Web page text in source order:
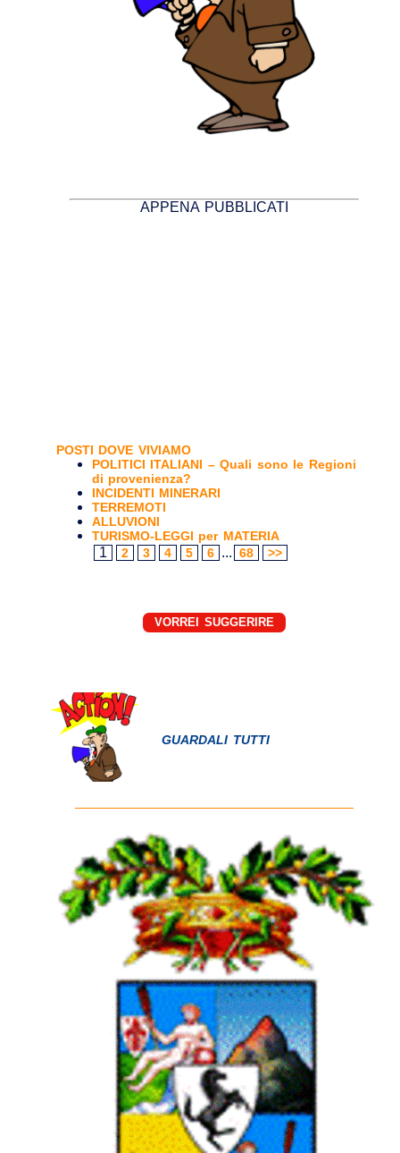
APPENA PUBBLICATI
POSTI DOVE VIVIAMO
POLITICI ITALIANI – Quali sono le Regioni
di provenienza?
INCIDENTI MINERARI
TERREMOTI
ALLUVIONI
TURISMO-LEGGI per MATERIA
1 2 3 4 5 6 ... 68 >>
VORREI SUGGERIRE
GUARDALI TUTTI